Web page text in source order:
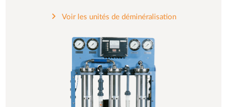
Voir les unités de déminéralisation